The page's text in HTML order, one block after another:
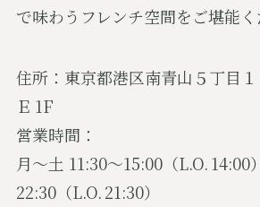
で味わうフレンチ空間をご堪能く
住所：東京都港区南青山５丁目
Ｅ 1F
営業時間：
月〜土 11:30〜15:00（L.O. 14:00
22:30（L.O. 21:30）